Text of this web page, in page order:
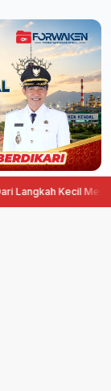
Kecil Menuju